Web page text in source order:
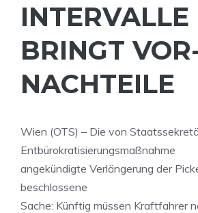
INTERVALLE
BRINGT
NACHTEILE
Wien (OTS) – Die von
Entbürokratisierungsmaßnahme
angekündigte Verlängerung der
beschlossene
Sache: Künftig müssen Kraftfahrer